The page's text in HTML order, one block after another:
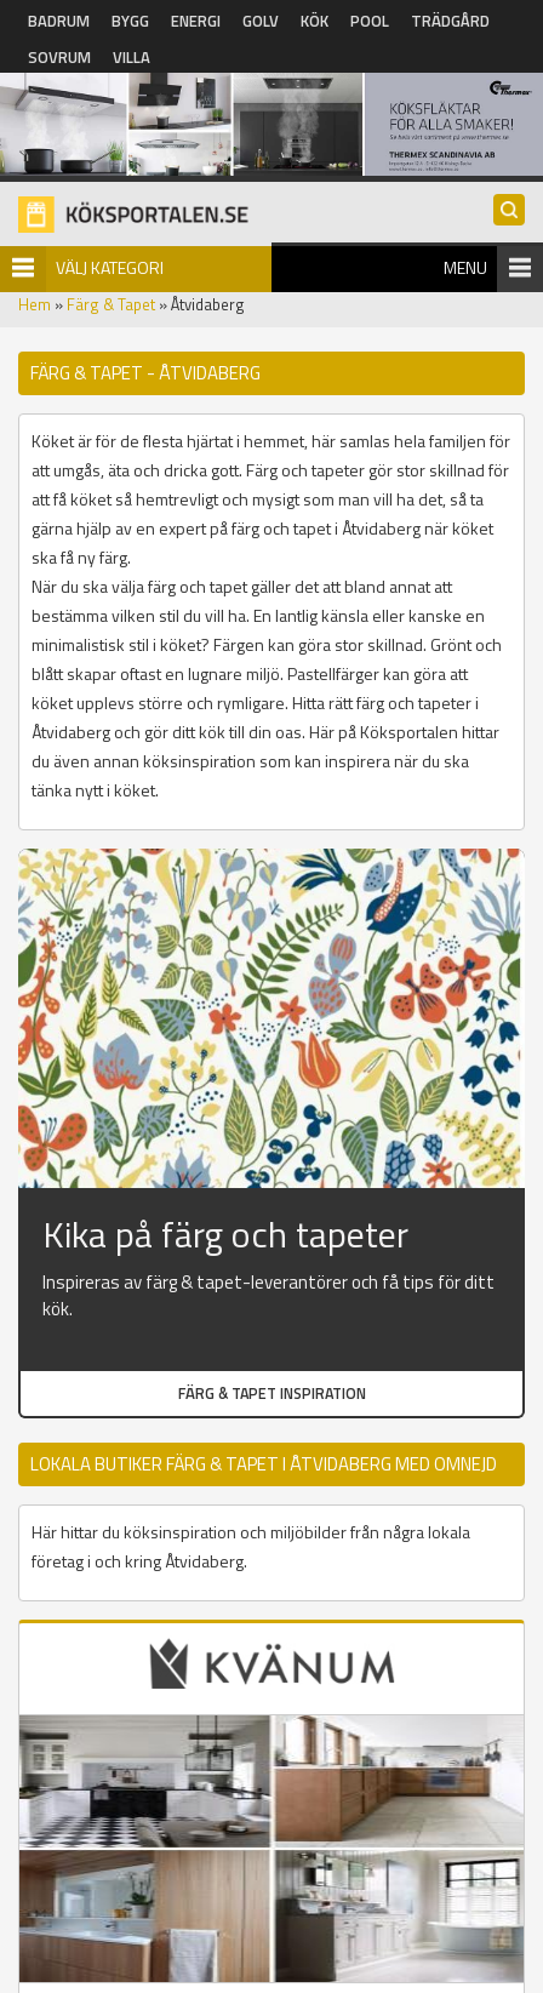
Hoppa till huvudinnehåll
BADRUM BYGG ENERGI GOLV KÖK POOL
TRÄDGÅRD
SOVRUM
VILLA
VÄLJ KATEGORI MENU
Hem » Färg & Tapet» Åtvidaberg
FÄRG & TAPET - ÅTVIDABERG
Köket är för de flesta hjärtat i hemmet, här samlas hela familjen för
att umgås, äta och dricka gott. Färg och tapeter gör stor skillnad för
att få köket så hemtrevligt och mysigt som man vill ha det, så ta
gärna hjälp av en expert på färg och tapet i Åtvidaberg när köket
ska få ny färg.
När du ska välja färg och tapet gäller det att bland annat att
bestämma vilken stil du vill ha. En lantlig känsla eller kanske en
minimalistisk stil i köket? Färgen kan göra stor skillnad. Grönt och
blått skapar oftast en lugnare miljö. Pastellfärger kan göra att
köket upplevs större och rymligare. Hitta rätt färg och tapeter i
Åtvidaberg och gör ditt kök till din oas. Här på Köksportalen hittar
du även annan köksinspiration som kan inspirera när du ska
tänka nytt i köket.
Kika på färg och tapeter
Inspireras av färg & tapet-leverantörer och få tips för ditt
kök.
FÄRG & TAPET INSPIRATION
LOKALA BUTIKER FÄRG & TAPET I ÅTVIDABERG MED OMNEJD
Här hittar du köksinspiration och miljöbilder från några lokala
företag i och kring Åtvidaberg.